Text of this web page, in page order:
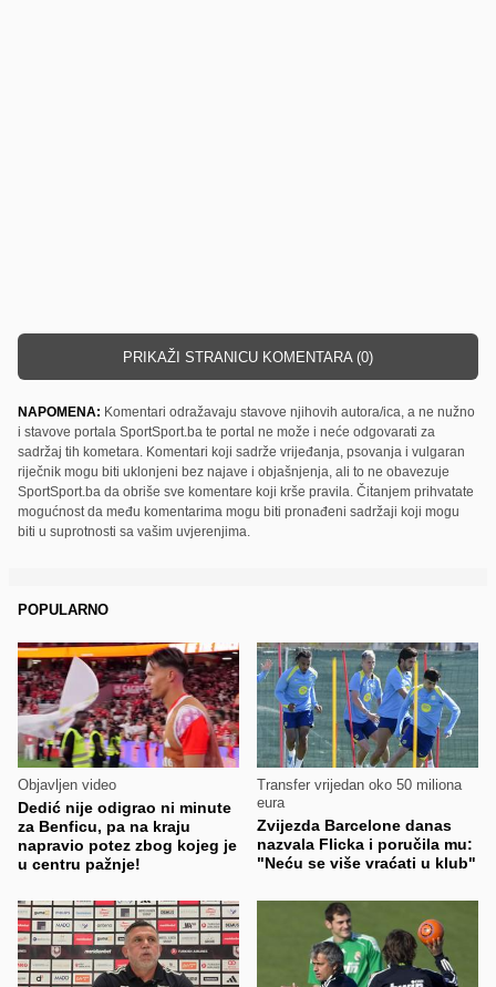
PRIKAŽI STRANICU KOMENTARA (0)
NAPOMENA: Komentari odražavaju stavove njihovih autora/ica, a ne nužno
i stavove portala SportSport.ba te portal ne može i neće odgovarati za
sadržaj tih kometara. Komentari koji sadrže vrijeđanja, psovanja i vulgaran
riječnik mogu biti uklonjeni bez najave i objašnjenja, ali to ne obavezuje
SportSport.ba da obriše sve komentare koji krše pravila. Čitanjem prihvatate
mogućnost da među komentarima mogu biti pronađeni sadržaji koji mogu
biti u suprotnosti sa vašim uvjerenjima.
POPULARNO
Objavljen video
Dedić nije odigrao ni minute
za Benficu, pa na kraju
napravio potez zbog kojeg je
u centru pažnje!
Transfer vrijedan oko 50 miliona
eura
Zvijezda Barcelone danas
nazvala Flicka i poručila mu:
"Neću se više vraćati u klub"